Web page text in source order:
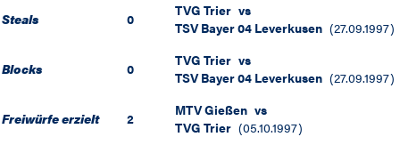
Steals 0 TVG Trier vs
TSV Bayer 04 Leverkusen (27.09.1997)
Blocks 0 TVG Trier vs
TSV Bayer 04 Leverkusen (27.09.1997)
Freiwürfe erzielt 2 MTV Gießen vs
TVG Trier (05.10.1997)